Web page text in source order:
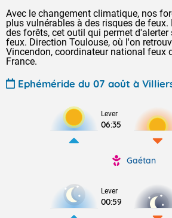
Avec le changement climatique, nos
plus vulnérables à des risques de feux.
des forêts, cet outil qui permet d'alerter
feux. Direction Toulouse, où l'on
Vincendon, coordinateur national feux
France.
Ephéméride du 07 août à
Lever
06:35
Gaétan
Lever
00:59